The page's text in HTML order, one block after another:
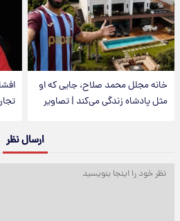
خانه مجلل محمد صلاح، جایی که او
مثل پادشاه زندگی می‌کند | تصاویر
ارسال نظر